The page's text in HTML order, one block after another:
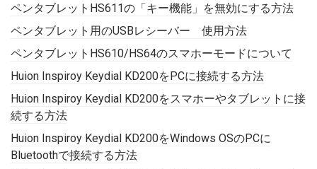
ペンタブレットHS611の「キー機能」を無効にする方法
ペンタブレット用のUSBレシーバー 使用方法
ペンタブレットHS610/HS64のスマホーモードについて
Huion Inspiroy Keydial KD200をPCに接続する方法
Huion Inspiroy Keydial KD200をスマホーやタブレットに接
続する方法
Huion Inspiroy Keydial KD200をWindows OSのPCに
Bluetoothで接続する方法